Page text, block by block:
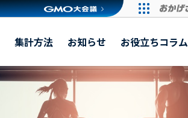
集計方法 お知らせ お役立ちコラム